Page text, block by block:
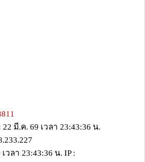
22 มี.ค. 69 เวลา 23:43:36 น.
วลา 23:43:36 น. IP :